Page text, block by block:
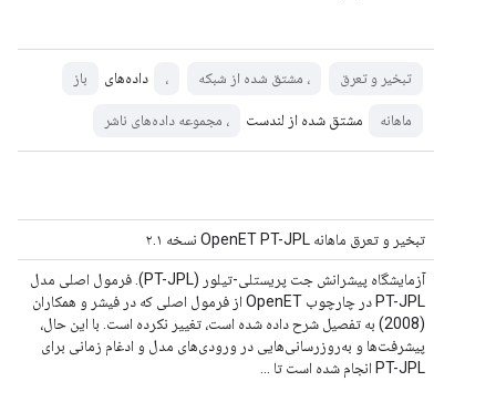
تبخیر و تعرق ، مشتق شده از شبکه ، داده‌های باز
ماهانه مشتق شده از لندست ، مجموعه داده‌های ناشر
تبخیر و تعرق ماهانه OpenET PT-JPL نسخه ۲.۱
آزمایشگاه پیشرانش جت پریستلی-تیلور (PT-JPL). فرمول اصلی مدل
PT-JPL در چارچوب OpenET از فرمول اصلی که در فیشر و همکاران
(2008) به تفصیل شرح داده شده است، تغییر نکرده است. با این حال،
پیشرفت‌ها و به‌روزرسانی‌هایی در ورودی‌های مدل و ادغام زمانی برای
PT-JPL انجام شده است تا ...